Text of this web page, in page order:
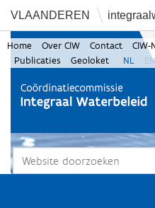
VLAANDEREN
Zoek
Home Over CIW Contact
Publicaties
Geoloket NL EN